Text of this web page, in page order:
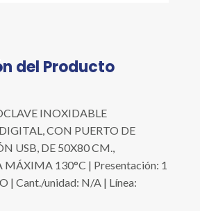
del Producto
INOXIDABLE
CON PUERTO DE
USB, DE 50X80 CM.,
MÁXIMA 130°C | Presentación: 1
| Cant./unidad: N/A | Línea: